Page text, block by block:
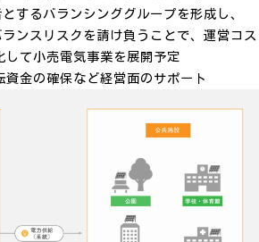
とするバランシンググループを形成し、
ランスリスクを請け負うことで、運営コス
して小売電気事業を展開予定
資金の確保など経営面のサポート